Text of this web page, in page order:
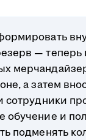
—
а затем
сотрудники
обучение и
подменять